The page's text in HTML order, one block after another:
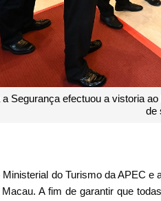
Segurança efectuou a vistoria
de
Ministerial do Turismo da APEC
A fim de garantir que